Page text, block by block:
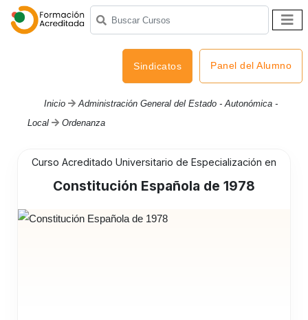
Sindicatos Panel del Alumno
Inicio
Administración General del Estado - Autonómica -
Local
Ordenanza
Curso Acreditado Universitario de Especialización en
Constitución Española de 1978